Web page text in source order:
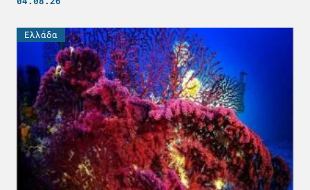
Ελλάδα